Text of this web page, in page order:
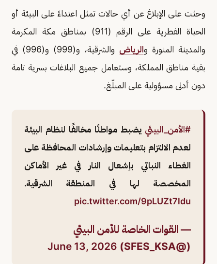
وحثت على الإبلاغ عن أي حالات تمثل اعتداءً على البيئة أو
الحياة الفطرية على الرقم (911) بمناطق مكة المكرمة
والمدينة المنورة والرياض
والشرقية، و(999) و(996) في
بقية مناطق المملكة، وستعامل جميع البلاغات بسرية تامة
دون أدنى مسؤولية على المبلّغ.
#الأمن_البيئي يضبط مواطنًا مخالفًا لنظام البيئة
لعدم الالتزام بتعليمات وإرشادات المحافظة على
الغطاء النباتي بإشعال النار في غير الأماكن
المخصصة لها في المنطقة الشرقية.
pic.twitter.com/9pLUZt7ldu
— القوات الخاصة للأمن البيئي
(@SFES_KSA)
June 13, 2026